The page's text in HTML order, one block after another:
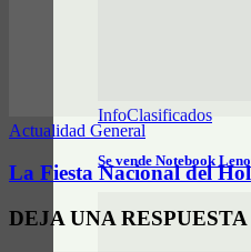
InfoClasificados
Se vende Notebook
Actualidad General
La Fiesta Nacional del
DEJA UNA RESPUESTA